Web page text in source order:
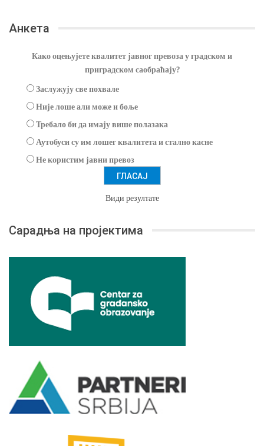
Анкета
Како оцењујете квалитет јавног превоза у градском и
приградском саобраћају?
Заслужују све похвале
Није лоше али може и боље
Требало би да имају више полазака
Аутобуси су им лошег квалитета и стално касне
Не користим јавни превоз
Види резултате
Сарадња на пројектима